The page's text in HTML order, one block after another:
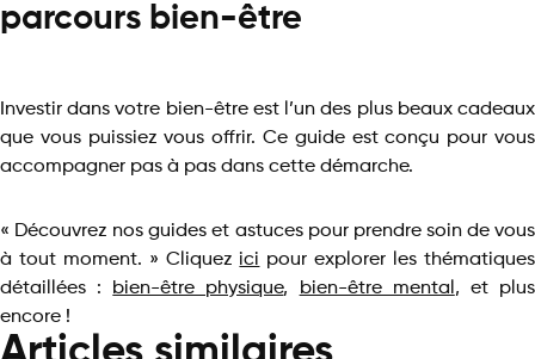
parcours bien-être
Investir dans votre bien-être est l’un des plus beaux cadeaux
que vous puissiez vous offrir. Ce guide est conçu pour vous
accompagner pas à pas dans cette démarche.
« Découvrez nos guides et astuces pour prendre soin de vous
à tout moment. » Cliquez ici pour explorer les thématiques
détaillées :
bien-être physique, bien-être mental , et plus
encore !